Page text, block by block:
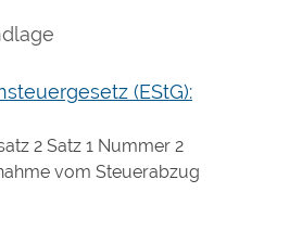
(EStG):
2 Satz 1 Nummer 2
vom Steuerabzug